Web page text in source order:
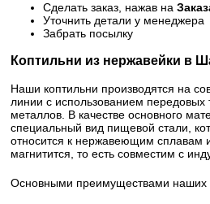
Сделать заказ, нажав на
Уточнить детали у менеджера
Забрать посылку
Коптильни из нержавейки в
Наши коптильни производятся на
линии с использованием передовых
металлов. В качестве основного
специальный вид пищевой стали,
относится к нержавеющим сплавам
магнитится, то есть совместим с
Основными преимуществами наших